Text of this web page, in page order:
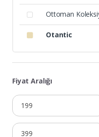
Ottoman
Otantic
Fiyat Aralığı